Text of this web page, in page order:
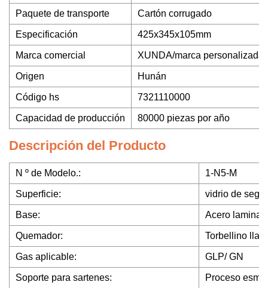
Paquete de transporte Cartón corrugado
Especificación 425x345x105mm
Marca comercial XUNDA/marca personalizada
Origen Hunán
Código hs 7321110000
Capacidad de producción 80000 piezas por año
Descripción del Producto
N º de Modelo.: 1-N5-M
Superficie: vidrio de
Base: Acero
Quemador: Torbellino
Gas aplicable: GLP/ GN
Soporte para sartenes: Proceso